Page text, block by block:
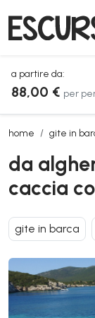
a partire da:
88,00 € per
home gite in
da alghero: tour
da
caccia
gite in barca